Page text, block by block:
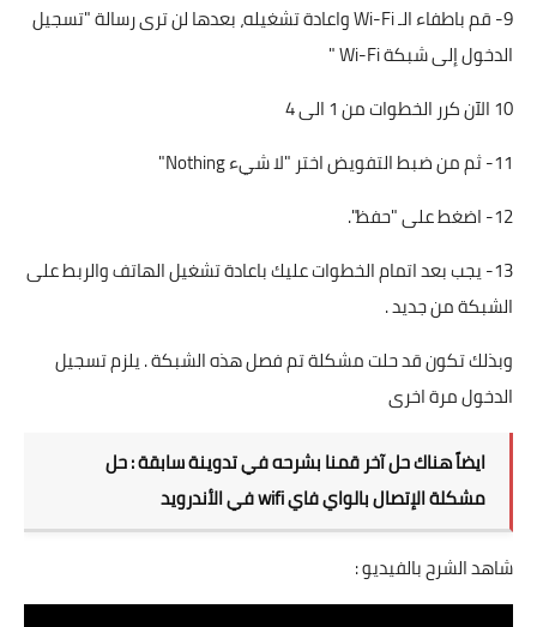
9- قم باطفاء الـ Wi-Fi واعادة تشغيله، بعدها لن ترى رسالة "تسجيل
الدخول إلى شبكة Wi-Fi "
10 الآن كرر الخطوات من 1 الى 4
11- ثم من ضبط التفويض اختر "لا شيء Nothing"
12- اضغط على "حفظ".
13- يجب بعد اتمام الخطوات عليك باعادة تشغيل الهاتف والربط على
الشبكة من جديد .
وبذلك تكون قد حلت مشكلة تم فصل هذه الشبكة . يلزم تسجيل
الدخول مرة اخرى
ايضاً هناك حل آخر قمنا بشرحه في تدوينة سابقة :حل
مشكلة الإتصال بالواي فاي wifi في الأندرويد
شاهد الشرح بالفيديو :